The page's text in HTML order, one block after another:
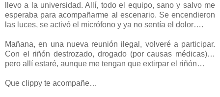
llevo a la universidad. Allí, todo el equipo, sano y salvo me
esperaba para acompañarme al escenario. Se encendieron
las luces, se activó el micrófono y ya no sentía el dolor….
Mañana, en una nueva reunión ilegal, volveré a participar.
Con el riñón destrozado, drogado (por causas médicas)…
pero allí estaré, aunque me tengan que extirpar el riñón…
Que clippy te acompañe…